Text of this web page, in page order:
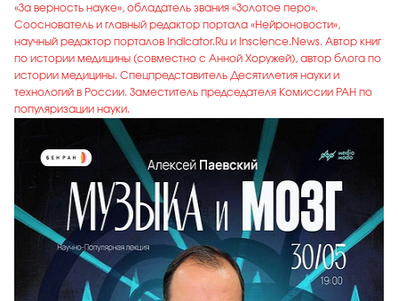
«За верность науке», обладатель звания «Золотое перо».
Сооснователь и главный редактор портала «Нейроновости»,
научный редактор порталов Indicator.Ru и Inscience.News. Автор книг
по истории медицины (совместно с Анной Хоружей), автор блога по
истории медицины. Спецпредставитель Десятилетия науки и
технологий в России. Заместитель председателя Комиссии РАН по
популяризации науки.